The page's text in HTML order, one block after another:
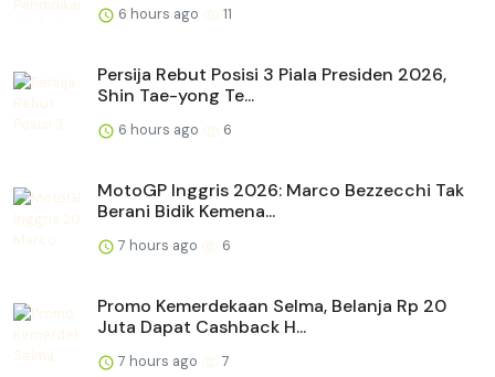
6 hours ago 11
Persija Rebut Posisi 3 Piala Presiden 2026,
Shin Tae-yong Te...
6 hours ago 6
MotoGP Inggris 2026: Marco Bezzecchi Tak
Berani Bidik Kemena...
7 hours ago 6
Promo Kemerdekaan Selma, Belanja Rp 20
Juta Dapat Cashback H...
7 hours ago 7